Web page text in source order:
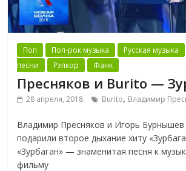
Поп Поп-рок музыка Русская музыка
песни
Рэпкор Фанк
Пресняков и Burito —
28 апреля, 2018 Burito, Владимир
Владимир Пресняков и Игорь Бурнышев
подарили второе дыхание хиту
«Зурбаган» — знаменитая песня к
фильму